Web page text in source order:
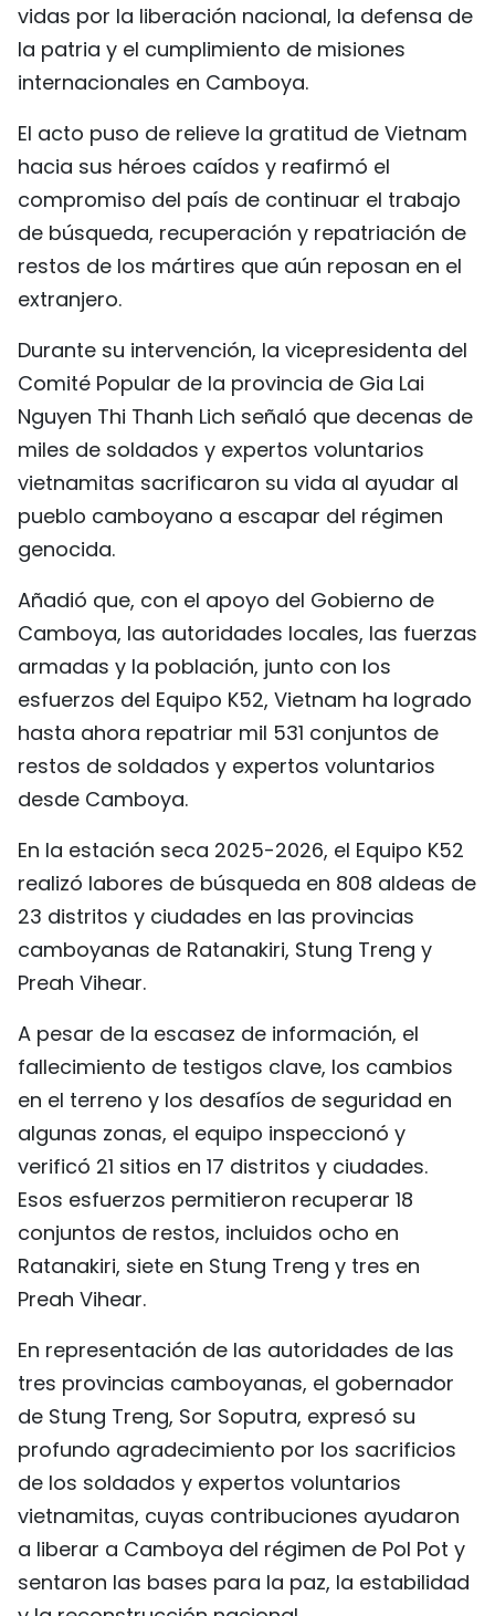
vidas por la liberación nacional, la defensa de
la patria y el cumplimiento de misiones
internacionales en Camboya.
El acto puso de relieve la gratitud de Vietnam
hacia sus héroes caídos y reafirmó el
compromiso del país de continuar el trabajo
de búsqueda, recuperación y repatriación de
restos de los mártires que aún reposan en el
extranjero.
Durante su intervención, la vicepresidenta del
Comité Popular de la provincia de Gia Lai
Nguyen Thi Thanh Lich señaló que decenas de
miles de soldados y expertos voluntarios
vietnamitas sacrificaron su vida al ayudar al
pueblo camboyano a escapar del régimen
genocida.
Añadió que, con el apoyo del Gobierno de
Camboya, las autoridades locales, las fuerzas
armadas y la población, junto con los
esfuerzos del Equipo K52, Vietnam ha logrado
hasta ahora repatriar mil 531 conjuntos de
restos de soldados y expertos voluntarios
desde Camboya.
En la estación seca 2025-2026, el Equipo K52
realizó labores de búsqueda en 808 aldeas de
23 distritos y ciudades en las provincias
camboyanas de Ratanakiri, Stung Treng y
Preah Vihear.
A pesar de la escasez de información, el
fallecimiento de testigos clave, los cambios
en el terreno y los desafíos de seguridad en
algunas zonas, el equipo inspeccionó y
verificó 21 sitios en 17 distritos y ciudades.
Esos esfuerzos permitieron recuperar 18
conjuntos de restos, incluidos ocho en
Ratanakiri, siete en Stung Treng y tres en
Preah Vihear.
En representación de las autoridades de las
tres provincias camboyanas, el gobernador
de Stung Treng, Sor Soputra, expresó su
profundo agradecimiento por los sacrificios
de los soldados y expertos voluntarios
vietnamitas, cuyas contribuciones ayudaron
a liberar a Camboya del régimen de Pol Pot y
sentaron las bases para la paz, la estabilidad